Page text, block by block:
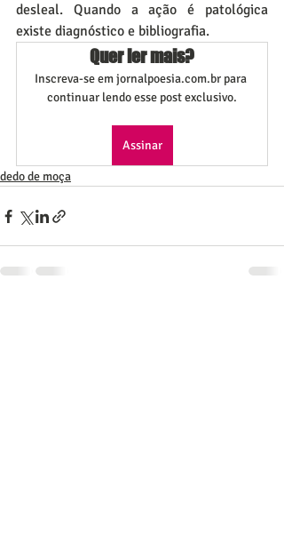
desleal. Quando a ação é patológica
existe diagnóstico e bibliografia.
Quer ler mais?
Inscreva-se em jornalpoesia.com.br para
continuar lendo esse post exclusivo.
Assinar
dedo de moça